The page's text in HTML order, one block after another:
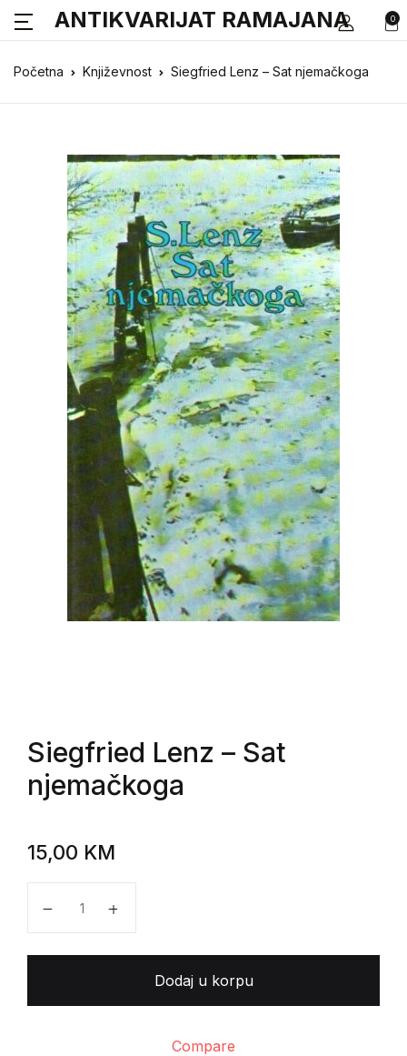
0
ANTIKVARIJAT RAMAJANA
Početna Književnost Siegfried Lenz – Sat njemačkoga
Siegfried Lenz – Sat
njemačkoga
15,00 KM
Dodaj u korpu
Compare